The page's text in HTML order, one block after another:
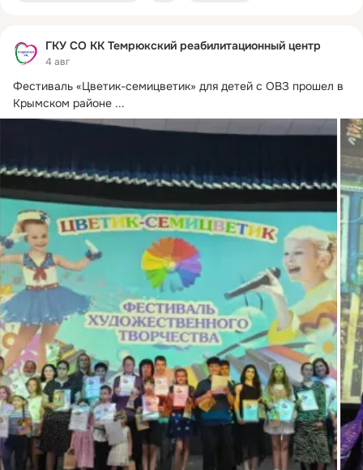
ГКУ СО КК Темрюкский реабилитационный центр
4 авг
Фестиваль «Цветик-семицветик» для детей с ОВЗ прошел в
Крымском районе ...